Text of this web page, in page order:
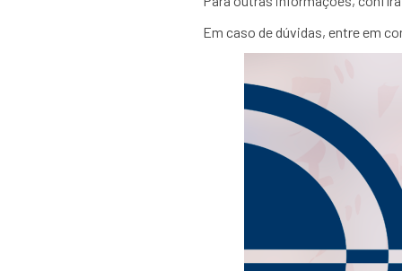
Em caso de dúvidas, entre em